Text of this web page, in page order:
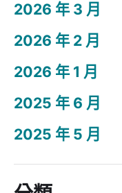
2026 年 3 月
2026 年 2 月
2026 年 1 月
2025 年 6 月
2025 年 5 月